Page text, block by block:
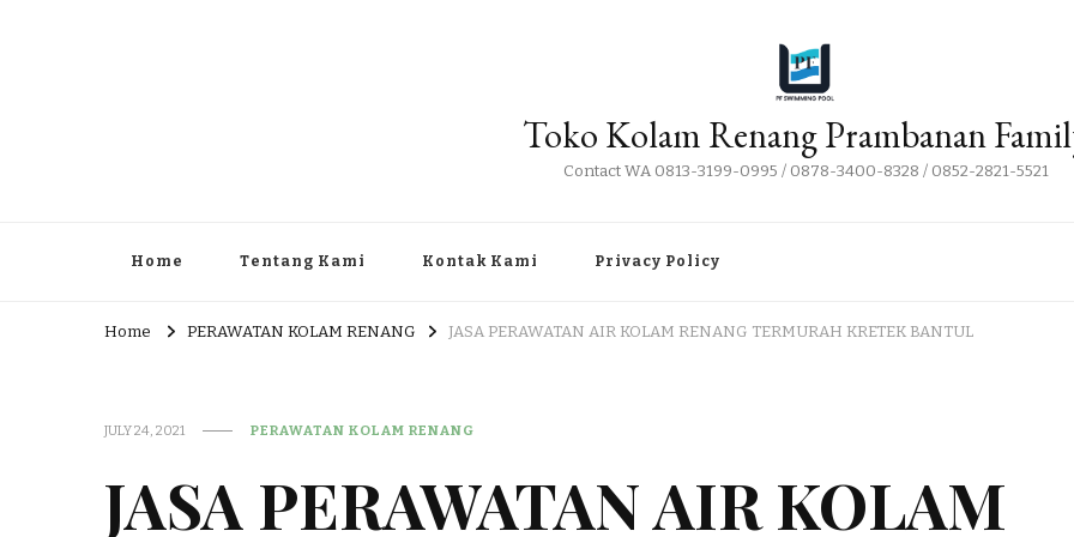
Toko Kolam Renang Prambanan
Contact WA 0813-3199-0995 / 0878-3400-8328 / 0852-2821-5521
Home Tentang Kami Kontak Kami Privacy Policy
Home PERAWATAN KOLAM RENANG JASA PERAWATAN AIR KOLAM RENANG TERMURAH KRETEK BANTUL
JULY 24, 2021 PERAWATAN KOLAM RENANG
JASA PERAWATAN AIR KOLAM